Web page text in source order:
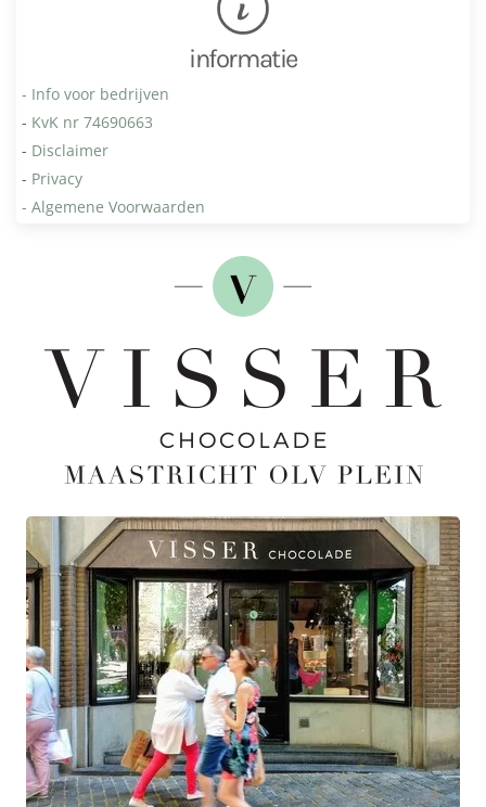
informatie
- Info voor bedrijven
- KvK nr 74690663
- Disclaimer
- Privacy
- Algemene Voorwaarden